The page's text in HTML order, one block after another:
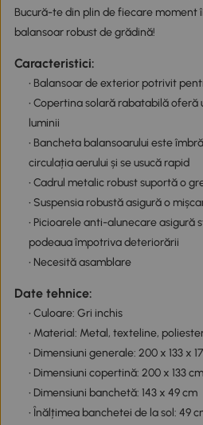
Bucură-te din plin de fiecare moment
balansoar robust de grădină!
Caracteristici:
• Balansoar de exterior potrivit
• Copertina solară rabatabilă
luminii
• Bancheta balansoarului este
circulația aerului și se usucă rapid
• Cadrul metalic robust suportă o
• Suspensia robustă asigură o
• Picioarele anti-alunecare asigură
podeaua împotriva deteriorării
• Necesită asamblare
Date tehnice:
• Culoare: Gri inchis
• Material: Metal, texteline,
• Dimensiuni generale: 200 x 133 x
• Dimensiuni copertină: 200 x 133 cm
• Dimensiuni banchetă: 143 x 49 cm
• Înălțimea banchetei de la sol: 49